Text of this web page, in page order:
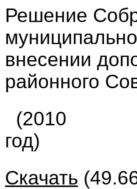
Решение
внесении
районного
(2010
год)
Скачать